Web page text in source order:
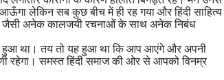
लेकिन सब कुछ बीच में ही रह गया और हिंदी साहित्य
जैसी अनेक कालजयी रचनाओं के साथ अनेक निबंध
हुआ था। तय तो यह हुआ था कि आप आएंगे और अपनी
रहेगा। समस्त हिंदी समाज की ओर से आपको विनम्र